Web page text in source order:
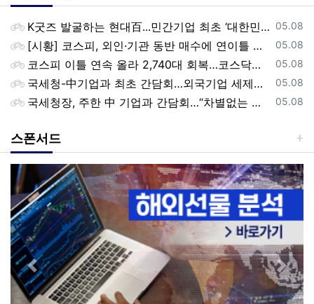
등록일
05.08
K굿즈 발굴하는 현대百...민간기업 최초 ‘대한민국 관광공모전’ 후원
등록일
05.08
[시황] 코스피, 외인·기관 동반 매수에 연이틀 상승…2745.05 마감
등록일
05.08
코스피 이틀 연속 올라 2,740대 회복…코스닥은 강보합(종합)
등록일
05.08
국세청-中기업과 최초 간담회…외국기업 세제혜택 등 논의
등록일
05.08
국세청장, 주한 中 기업과 간담회…“차별없는 공정과세 약속”
스폰서드
Previous Next